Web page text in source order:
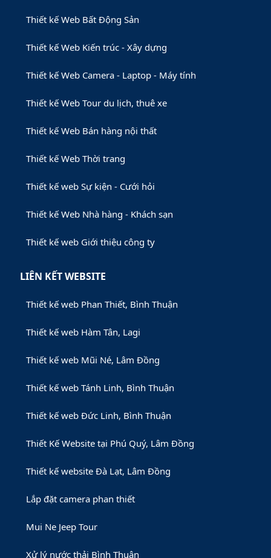
Thiết kế Web Bất Động Sản
Thiết kế Web Kiến trúc - Xây dựng
Thiết kế Web Camera - Laptop - Máy tính
Thiết kế Web Tour du lịch, thuê xe
Thiết kế Web Bán hàng nội thất
Thiết kế Web Thời trang
Thiết kế web Sự kiện - Cưới hỏi
Thiết kế Web Nhà hàng - Khách sạn
Thiết kế web Giới thiệu công ty
LIÊN KẾT WEBSITE
Thiết kế web Phan Thiết, Bình Thuận
Thiết kế web Hàm Tân, Lagi
Thiết kế web Mũi Né, Lâm Đồng
Thiết kế web Tánh Linh, Bình Thuận
Thiết kế web Đức Linh, Bình Thuận
Thiết Kế Website tại Phú Quý, Lâm Đồng
Thiết kế website Đà Lạt, Lâm Đồng
Lắp đặt camera phan thiết
Mui Ne Jeep Tour
Xử lý nước thải Bình Thuận